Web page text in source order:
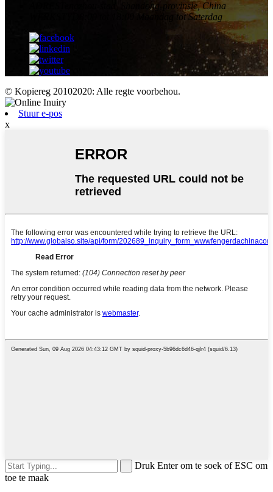
Tengzhou-stad, Shandong-provinsie, China
8:00 tot 18:00 Maandag tot Saterdag
© Kopiereg 20102020: Alle regte voorbehou.
Stuur e-pos
x
Druk Enter om te soek of ESC om
toe te maak